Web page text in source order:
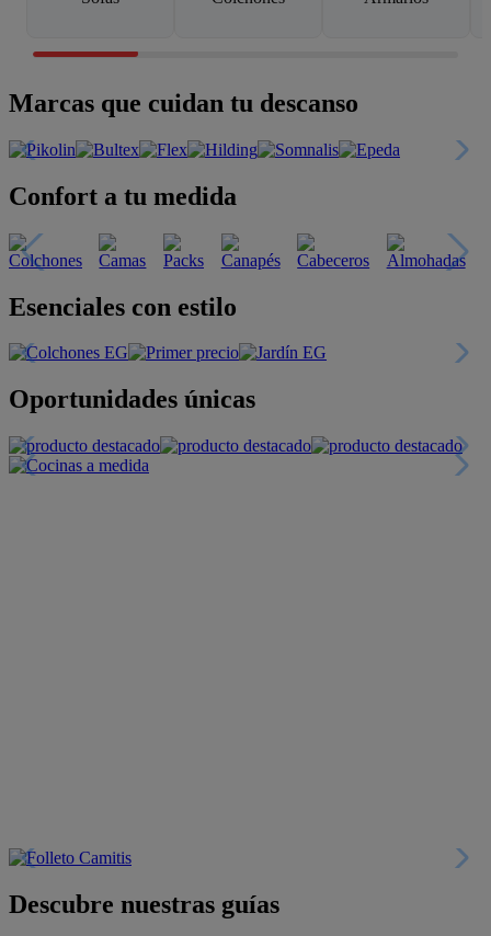
Marcas que cuidan tu descanso
Confort a tu medida
Esenciales con estilo
Oportunidades únicas
Descubre nuestras guías